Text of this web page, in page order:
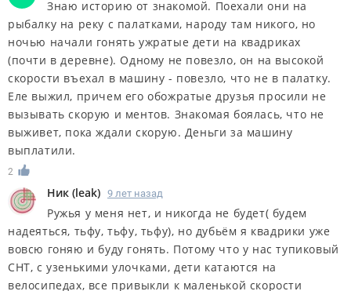
Знаю историю от знакомой. Поехали они на
рыбалку на реку с палатками, народу там никого, но
ночью начали гонять ужратые дети на квадриках
(почти в деревне). Одному не повезло, он на высокой
скорости въехал в машину - повезло, что не в палатку.
Еле выжил, причем его обожратые друзья просили не
вызывать скорую и ментов. Знакомая боялась, что не
выживет, пока ждали скорую. Деньги за машину
выплатили.
2
Ник (leak) 9 лет назад
Ружья у меня нет, и никогда не будет( будем
надеяться, тьфу, тьфу, тьфу), но дубьём я квадрики уже
вовсю гоняю и буду гонять. Потому что у нас тупиковый
СНТ, с узенькими улочками, дети катаются на
велосипедах, все привыкли к маленькой скорости